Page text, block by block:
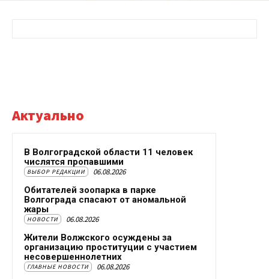
Актуально
В Волгоградской области 11 человек
числятся пропавшими
ВЫБОР РЕДАКЦИИ 06.08.2026
Обитателей зоопарка в парке
Волгограда спасают от аномальной
жары
НОВОСТИ 06.08.2026
Жители Волжского осуждены за
организацию проституции с участием
несовершеннолетних
ГЛАВНЫЕ НОВОСТИ 06.08.2026